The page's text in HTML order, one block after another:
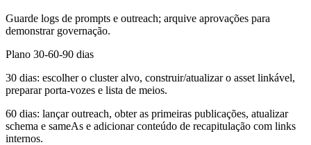
Guarde logs de prompts e outreach; arquive aprovações para
demonstrar governação.
Plano 30-60-90 dias
30 dias: escolher o cluster alvo, construir/atualizar o asset linkável,
preparar porta-vozes e lista de meios.
60 dias: lançar outreach, obter as primeiras publicações, atualizar
schema e sameAs e adicionar conteúdo de recapitulação com links
internos.